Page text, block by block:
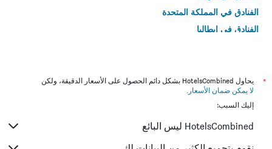
الفنادق في المملكة المتحدة
الفنادق في إيطاليا
*
يحاول HotelsCombined بشكل دائم الحصول على الأسعار الدقيقة، ولكن
لا يمكن ضمان الأسعار .
إليك السبب:
HotelsCombined ليس البائع